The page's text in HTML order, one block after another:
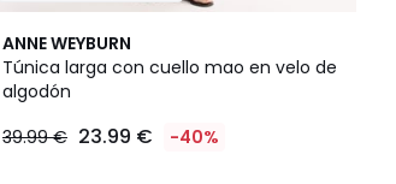
ANNE WEYBURN
Túnica larga con cuello mao en velo de
algodón
39.99 € 23.99 € -40%
5
/
5